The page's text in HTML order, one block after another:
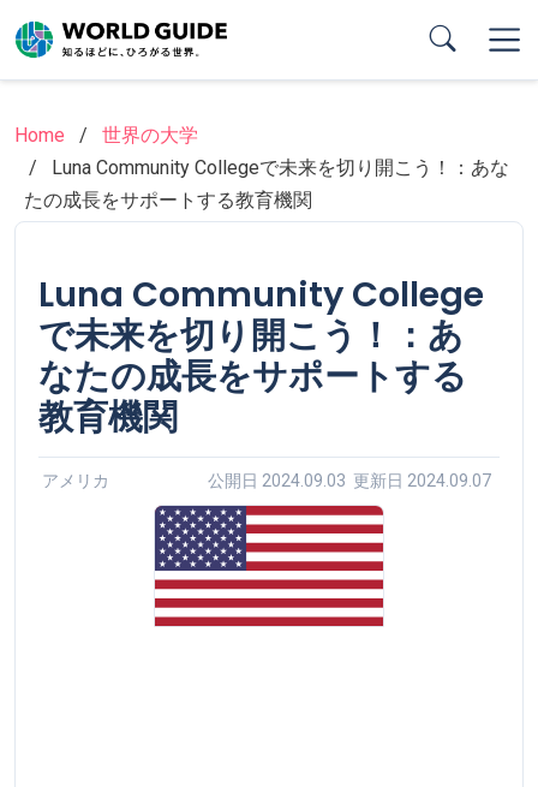
to
main
Home
世界の大学
Luna Community Collegeで未来を切り開こう！：あな
たの成長をサポートする教育機関
Luna Community College
で未来を切り開こう！：あ
なたの成長をサポートする
教育機関
アメリカ 公開日 2024.09.03 更新日 2024.09.07